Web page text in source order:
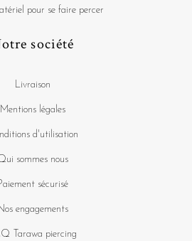
pour se faire percer
société
Livraison
Mentions légales
d'utilisation
sommes nous
sécurisé
engagements
Tarawa piercing